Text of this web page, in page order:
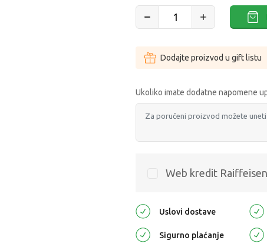
Dodajte proizvod u gift listu
Ukoliko imate dodatne napomene
Web kredit
Uslovi dostave
Sigurno plaćanje